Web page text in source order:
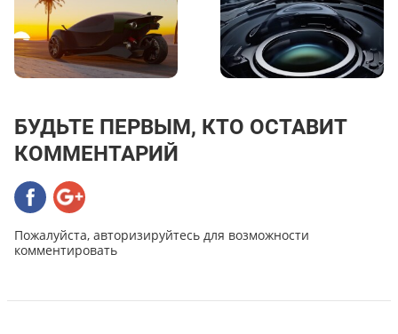
БУДЬТЕ ПЕРВЫМ, КТО ОСТАВИТ
КОММЕНТАРИЙ
Пожалуйста, авторизируйтесь для возможности
комментировать